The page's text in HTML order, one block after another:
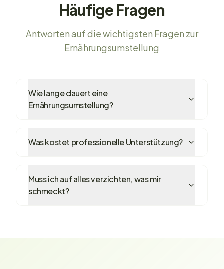
Häufige Fragen
Antworten auf die wichtigsten Fragen zur
Ernährungsumstellung
Wie lange dauert eine
Ernährungsumstellung?
Was kostet professionelle Unterstützung?
Muss ich auf alles verzichten, was mir
schmeckt?